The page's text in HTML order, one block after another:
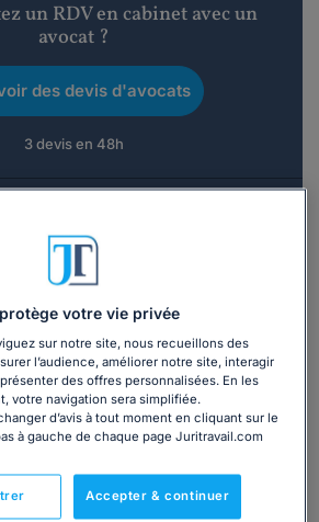
un RDV en cabinet avec un
avocat ?
des devis d'avocats
3 devis en 48h
une consultation par
téléphone ?
immédiatement
01 75 75 42 33(8h à 21h du lundi au
vendredi)
votre vie privée
sur notre site, nous recueillons des
l’audience, améliorer notre site, interagir
des offres personnalisées. En les
votre navigation sera simplifiée.
d’avis à tout moment en cliquant sur le
à gauche de chaque page Juritravail.com
Accepter & continuer